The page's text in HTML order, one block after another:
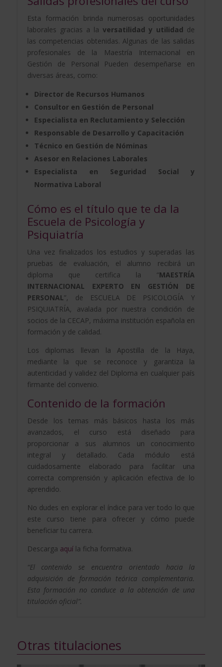
Esta formación brinda numerosas oportunidades
laborales gracias a laversatilidad y utilidad de
las competencias obtenidas. Algunas de las salidas
profesionales de la Maestría Internacional en
Gestión de Personal Pueden desempeñarse en
diversas áreas, como:
Director de Recursos Humanos
Consultor en Gestión de Personal
Especialista en Reclutamiento y Selección
Responsable de Desarrollo y Capacitación
Técnico en Gestión de Nóminas
Asesor en Relaciones Laborales
Especialista en Seguridad Social y
Normativa Laboral
Cómo es el título que te da la
Escuela de Psicología y
Psiquiatría
Una vez finalizados los estudios y superadas las
pruebas de evaluación, el alumno recibirá un
diploma que certifica la “MAESTRÍA
INTERNACIONAL EXPERTO EN GESTIÓN DE
PERSONAL”, de ESCUELA DE PSICOLOGÍA Y
PSIQUIATRÍA, avalada por nuestra condición de
socios de la CECAP, máxima institución española en
formación y de calidad.
Los diplomas llevan la Apostilla de la Haya,
mediante la que se reconoce y garantiza la
autenticidad y validez del Diploma en cualquier país
firmante del convenio.
Contenido de la formación
Desde los temas más básicos hasta los más
avanzados, el curso está diseñado para
proporcionar a sus alumnos un conocimiento
integral y detallado. Cada módulo está
cuidadosamente elaborado para facilitar una
correcta comprensión y aplicación efectiva de lo
aprendido.
No dudes en explorar el índice para ver todo lo que
este curso tiene para ofrecer y cómo puede
beneficiar tu carrera.
Descarga aquíla ficha formativa.
“El contenido se encuentra orientado hacia la
adquisición de formación teórica complementaria.
Esta formación no conduce a la obtención de una
titulación oficial”.
Otras titulaciones